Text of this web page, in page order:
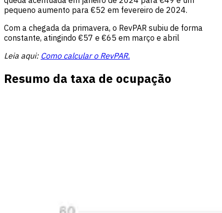
pequeno aumento para €52 em fevereiro de 2024.
Com a chegada da primavera, o RevPAR subiu de forma
constante, atingindo €57 e €65 em março e abril
Leia aqui: Como calcular o RevPAR.
Resumo da taxa de ocupação